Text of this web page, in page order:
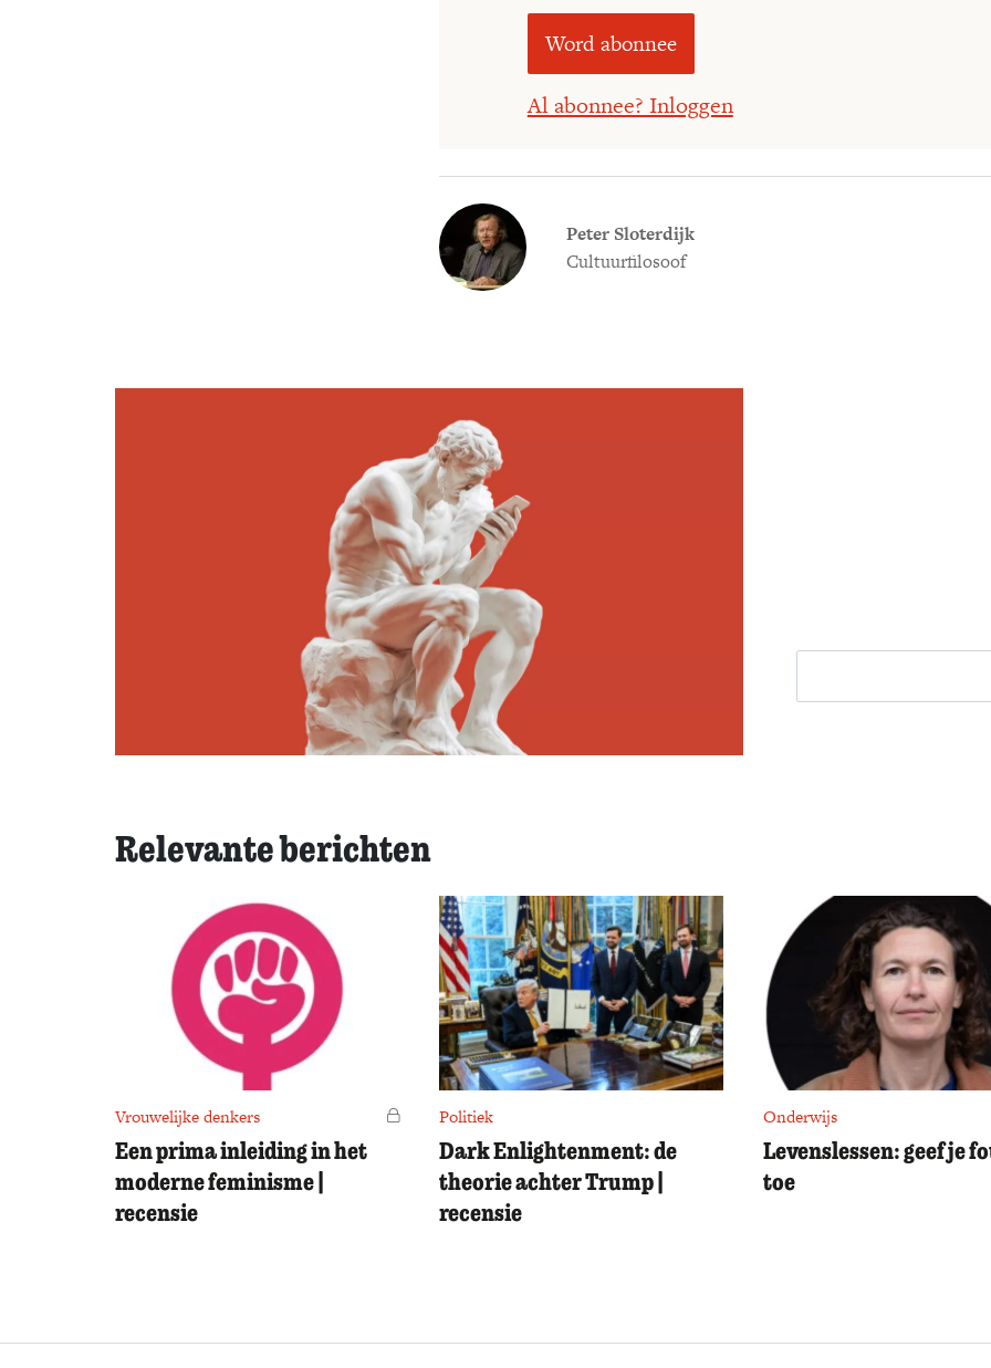
Word abonnee
Al abonnee? Inloggen
Peter Sloterdijk
Cultuurfilosoof
Relevante berichten
Vrouwelijke denkers Voor leden
Een prima inleiding in het
moderne feminisme |
recensie
Politiek
Dark Enlightenment: de
theorie achter Trump |
recensie
Onderwijs
Levenslessen: geef je
toe